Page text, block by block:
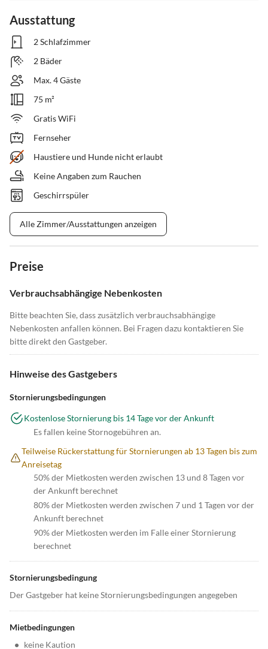
Ausstattung
2 Schlafzimmer
2 Bäder
Max. 4 Gäste
75 m²
Gratis WiFi
Fernseher
Haustiere und Hunde nicht erlaubt
Keine Angaben zum Rauchen
Geschirrspüler
Alle Zimmer/Ausstattungen anzeigen
Preise
Verbrauchsabhängige Nebenkosten
Bitte beachten Sie, dass zusätzlich verbrauchsabhängige
Nebenkosten anfallen können. Bei Fragen dazu kontaktieren Sie
bitte direkt den Gastgeber.
Hinweise des Gastgebers
Stornierungsbedingungen
Kostenlose Stornierung bis 14 Tage vor der Ankunft
Es fallen keine Stornogebühren an.
Teilweise Rückerstattung für Stornierungen ab 13 Tagen bis zum
Anreisetag
50% der Mietkosten werden zwischen 13 und 8 Tagen vor
der Ankunft berechnet
80% der Mietkosten werden zwischen 7 und 1 Tagen vor der
Ankunft berechnet
90% der Mietkosten werden im Falle einer Stornierung
berechnet
Stornierungsbedingung
Der Gastgeber hat keine Stornierungsbedingungen angegeben
Mietbedingungen
• keine Kaution